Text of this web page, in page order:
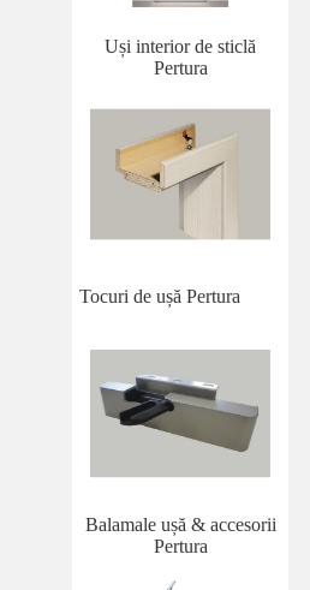
Uși interior de sticlă
Pertura
Tocuri de ușă Pertura
Balamale ușă & accesorii
Pertura